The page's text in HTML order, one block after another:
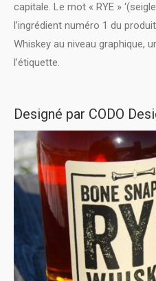
capitale. Le mot « RYE »
l’ingrédient numéro 1 du
Whiskey au niveau graphique,
l’étiquette.
Designé par CODO